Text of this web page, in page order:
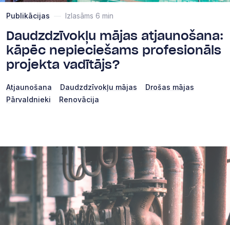
Publikācijas Izlasāms 6 min
Daudzdzīvokļu mājas atjaunošana:
kāpēc nepieciešams profesionāls
projekta vadītājs?
Atjaunošana Daudzdzīvokļu mājas
Drošas mājas
Pārvaldnieki
Renovācija